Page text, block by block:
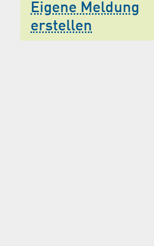
Eigene Meldung
erstellen